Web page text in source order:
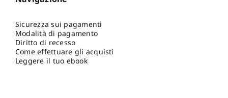
Sicurezza sui pagamenti
Modalità di pagamento
Diritto di recesso
Come effettuare gli acquisti
Leggere il tuo ebook